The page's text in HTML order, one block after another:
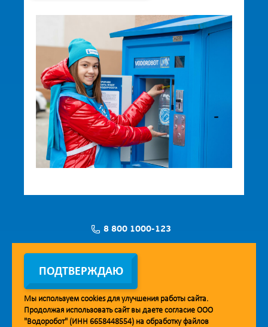
8 800 1000-123
Заявка на установку
Мобильное приложение Vodorobot
ПОДТВЕРЖДАЮ
Мы используем cookiesдля улучшения работы сайта.
Продолжая использовать сайт вы даете согласие ООО
"Водоробот" (ИНН 6658448554) на обработку файлов